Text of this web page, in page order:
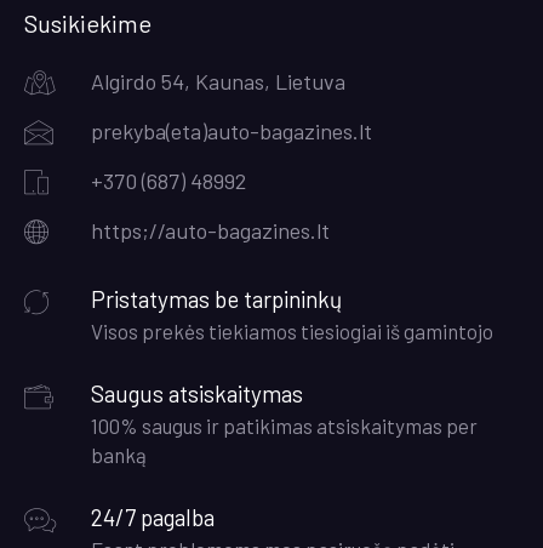
Susikiekime
Algirdo 54, Kaunas, Lietuva
prekyba(eta)auto-bagazines.lt
+370 (687) 48992
https;//auto-bagazines.lt
Pristatymas be tarpininkų
Visos prekės tiekiamos tiesiogiai iš gamintojo
Saugus atsiskaitymas
100% saugus ir patikimas atsiskaitymas per
banką
24/7 pagalba